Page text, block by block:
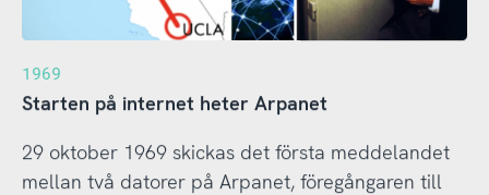
1969
Starten på internet heter Arpanet
29 oktober 1969 skickas det första meddelandet
mellan två datorer på Arpanet, föregångaren till